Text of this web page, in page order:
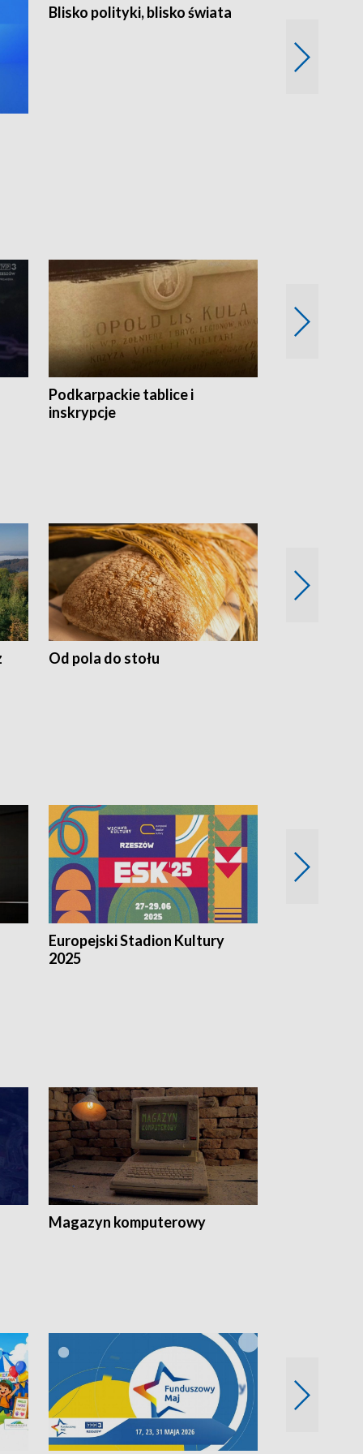
Blisko polityki, blisko świata
Podkarpackie tablice i
inskrypcje
Od pola do stołu
Europejski Stadion Kultury
2025
Magazyn komputerowy